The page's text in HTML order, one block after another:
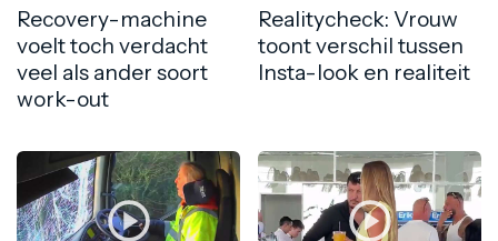
Recovery-machine
voelt toch verdacht
veel als ander soort
work-out
Realitycheck: Vrouw
toont verschil tussen
Insta-look en realiteit